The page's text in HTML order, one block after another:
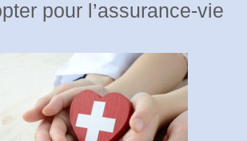
pour l’assurance-vie